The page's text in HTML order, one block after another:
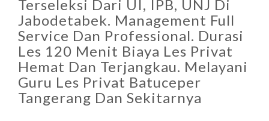
Terseleksi Dari UI, IPB, UNJ Di
Jabodetabek. Management Full
Service Dan Professional. Durasi
Les 120 Menit Biaya Les Privat
Hemat Dan Terjangkau. Melayani
Guru Les Privat Batuceper
Tangerang Dan Sekitarnya